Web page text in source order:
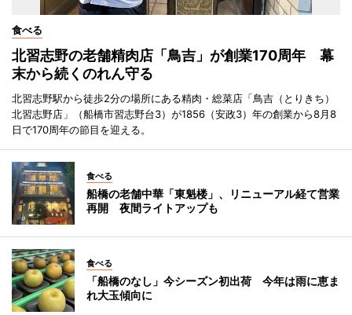
食べる
北習志野の老舗精肉店「鳥吉」が創業170周年 幕
末から続くのれん守る
北習志野駅から徒歩2分の場所にある精肉・総菜店「鳥吉（とりきち）
北習志野店」（船橋市習志野台3）が1856（安政3）年の創業から8月8
日で170周年の節目を迎える。
食べる
船橋の老舗中華「東魁楼」、リニューアル経て営業
再開 夜間ライトアップも
食べる
「船橋のなし」今シーズン初出荷 今年は雨に恵ま
れ大玉傾向に